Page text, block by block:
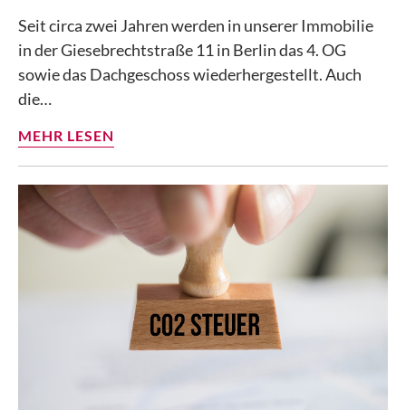
Seit circa zwei Jahren werden in unserer Immobilie
in der Giesebrechtstraße 11 in Berlin das 4. OG
sowie das Dachgeschoss wiederhergestellt. Auch
die…
MEHR LESEN